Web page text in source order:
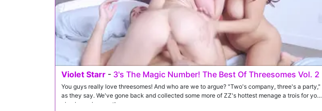
Violet Starr - 3's The Magic Number! The Best Of Threesomes Vol. 2
You guys really love threesomes! And who are we to argue? "Two's company, three's a party,"
as they say. We've gone back and collected some more of ZZ's hottest menage a trois for your
viewing enjoyment!